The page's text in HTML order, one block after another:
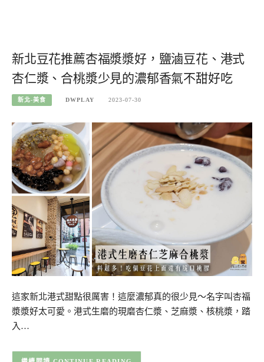
新北豆花推薦杏福漿漿好，鹽滷豆花、港式
杏仁漿、合桃漿少見的濃郁香氣不甜好吃
新北-美食 DWPLAY 2023-07-30
這家新北港式甜點很厲害！這麼濃郁真的很少見～名字叫杏福
漿漿好太可愛。港式生磨的現磨杏仁漿、芝麻漿、核桃漿，踏
入…